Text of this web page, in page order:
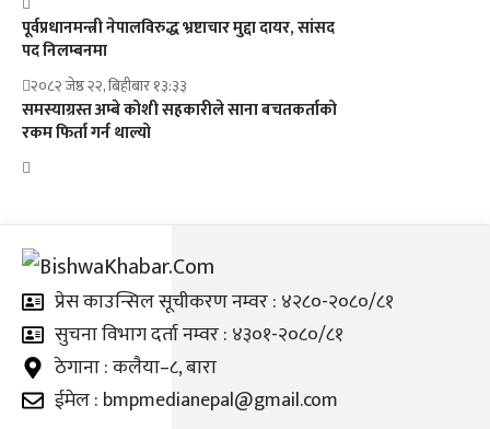
पूर्वप्रधानमन्त्री नेपालविरुद्ध भ्रष्टाचार मुद्दा दायर, सांसद
पद निलम्बनमा
२०८२ जेष्ठ २२, बिहीबार १३:३३
समस्याग्रस्त अम्बे कोशी सहकारीले साना बचतकर्ताको
रकम फिर्ता गर्न थाल्यो
प्रेस काउन्सिल सूचीकरण नम्वर : ४२८०-२०८०/८१
सुचना विभाग दर्ता नम्वर : ४३०१-२०८०/८१
ठेगाना : कलैया–८, बारा
ईमेल : bmpmedianepal@gmail.com